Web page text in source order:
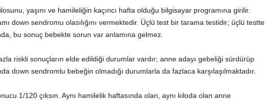
yaşını ve hamileliğin kaçıncı hafta olduğu bilgisayar programına girilir.
down sendromu olasılığını vermektedir. Üçlü test bir tarama testidir; üçlü testte
bu sonuç bebekte sorun var anlamına gelmez.
riskli sonuçların elde edildiği durumlar vardır; anne adayı gebeliği sürdürüp
down sendromlu bebeğin olmadığı durumlarla da fazlaca karşılaşılmaktadır.
1/120 çıksın. Aynı hamilelik haftasında olan, aynı kiloda olan anne